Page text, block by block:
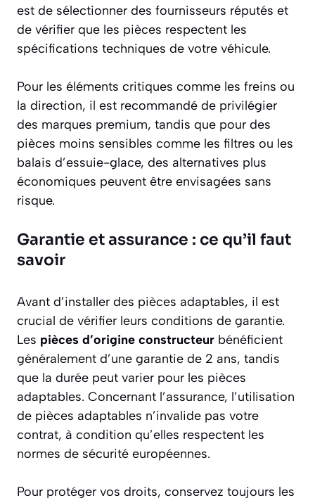
est de sélectionner des fournisseurs réputés et
de vérifier que les pièces respectent les
spécifications techniques de votre véhicule.
Pour les éléments critiques comme les freins ou
la direction, il est recommandé de privilégier
des marques premium, tandis que pour des
pièces moins sensibles comme les filtres ou les
balais d’essuie-glace, des alternatives plus
économiques peuvent être envisagées sans
risque.
Garantie et assurance : ce qu’il faut
savoir
Avant d’installer des pièces adaptables, il est
crucial de vérifier leurs conditions de garantie.
Les pièces d’origine constructeur bénéficient
généralement d’une garantie de 2 ans, tandis
que la durée peut varier pour les pièces
adaptables. Concernant l’assurance, l’utilisation
de pièces adaptables n’invalide pas votre
contrat, à condition qu’elles respectent les
normes de sécurité européennes.
Pour protéger vos droits, conservez toujours les